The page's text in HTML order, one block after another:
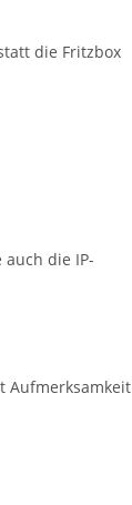
die Fritzbox
die IP-
Aufmerksamkeit